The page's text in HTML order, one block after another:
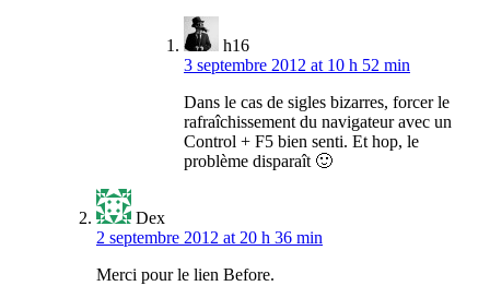
h16
3 septembre 2012 at 10 h 52 min
Dans le cas de sigles bizarres, forcer le
rafraîchissement du navigateur avec un
Control + F5 bien senti. Et hop, le
problème disparaît 🙂
Dex
2 septembre 2012 at 20 h 36 min
Merci pour le lien Before.